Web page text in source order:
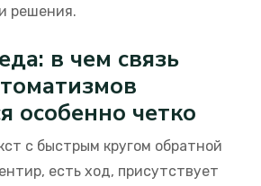
решения.
в чем связь
особенно четко
с быстрым кругом обратной
есть ход, присутствует